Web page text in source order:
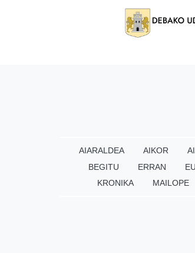
AIARALDEA AIKOR
BEGITU
ERRAN
KRONIKA
MAILOPE